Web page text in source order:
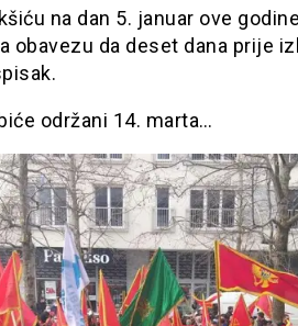
na dan 5. januar ove
obavezu da deset dana prije
održani 14. marta…